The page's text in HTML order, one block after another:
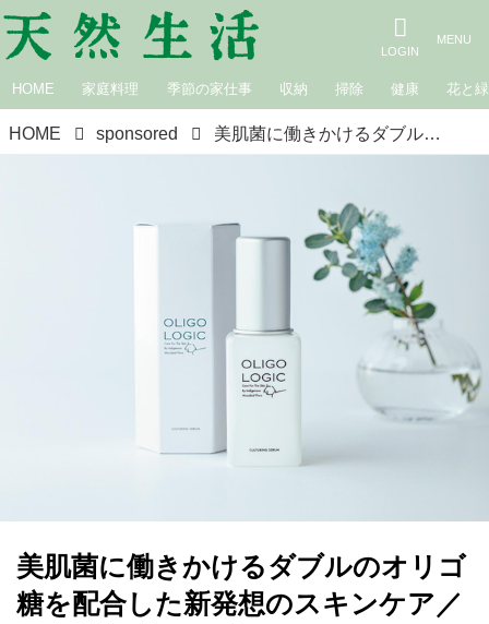
HOME 家庭料理 季節の家仕事 収納 掃除 健康 花と緑
HOME sponsored 美肌菌に働きかけるダブルのオリゴ糖を配合した新発想のスキンケア／日東精肌「オリゴロジック」
美肌菌に働きかけるダブルのオリゴ
糖を配合した新発想のスキンケア／